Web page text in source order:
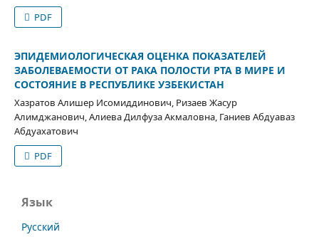
PDF
ЭПИДЕМИОЛОГИЧЕСКАЯ ОЦЕНКА ПОКАЗАТЕЛЕЙ
ЗАБОЛЕВАЕМОСТИ ОТ РАКА ПОЛОСТИ РТА В МИРЕ И
СОСТОЯНИЕ В РЕСПУБЛИКЕ УЗБЕКИСТАН
Хазратов Алишер Исомиддинович, Ризаев Жасур
Алимджанович, Алиева Дилфуза Акмаловна, Ганиев Абдуаваз
Абдуахатович
PDF
Язык
Русский